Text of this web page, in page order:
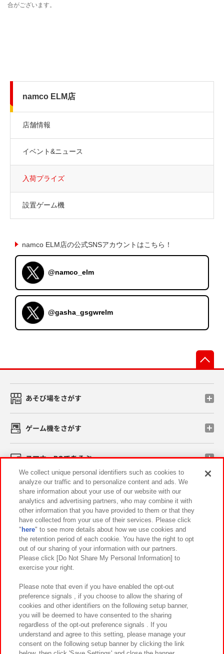
namco ELM店
店舗情報
イベント&ニュース
入荷プライズ
設置ゲーム機
namco ELM店の公式SNSアカウントはこちら！
@namco_elm
@gasha_gsgwrelm
あそび場をさがす
ゲーム機をさがす
スマホ・PCであそぶ
イベント・キャンペーン
関連会社 サステナビリティ サイトポリシー
プライバシーポリシー ウェブアクセシビリティ方針と検証結果
お取引先さまとともに
カスタマーハラスメント対応方針 よくあるご質問・お問い合わせ
We collect unique personal identifiers such as cookies to
analyze our traffic and to personalize content and ads. We
share information about your use of our website with our
analytics and advertising partners, who may combine it with
other information that you have provided to them or that they
have collected from your use of their services. Please click
" here" to see more details about how we use cookies and
the retention period of each cookie. You have the right to opt
out of our sharing of your information with our partners.
Please click [Do Not Share My Personal Information] to
exercise your right.
Please note that even if you have enabled the opt-out
preference signals , if you choose to allow the sharing of
cookies and other identifiers on the following setup banner,
you will be deemed to have consented to the sharing
regardless of the opt-out preference signals . If you
understand and agree to this setting, please manage your
consent on the following setup banner by clicking the link